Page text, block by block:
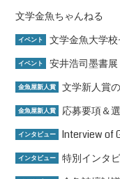
文学金魚ちゃんねる
イベント 文学金魚大学
イベント 安井浩司墨書展
金魚屋新人賞 文学新人賞
金魚屋新人賞 応募要項＆
インタビュー Interview of
インタビュー 特別インタ